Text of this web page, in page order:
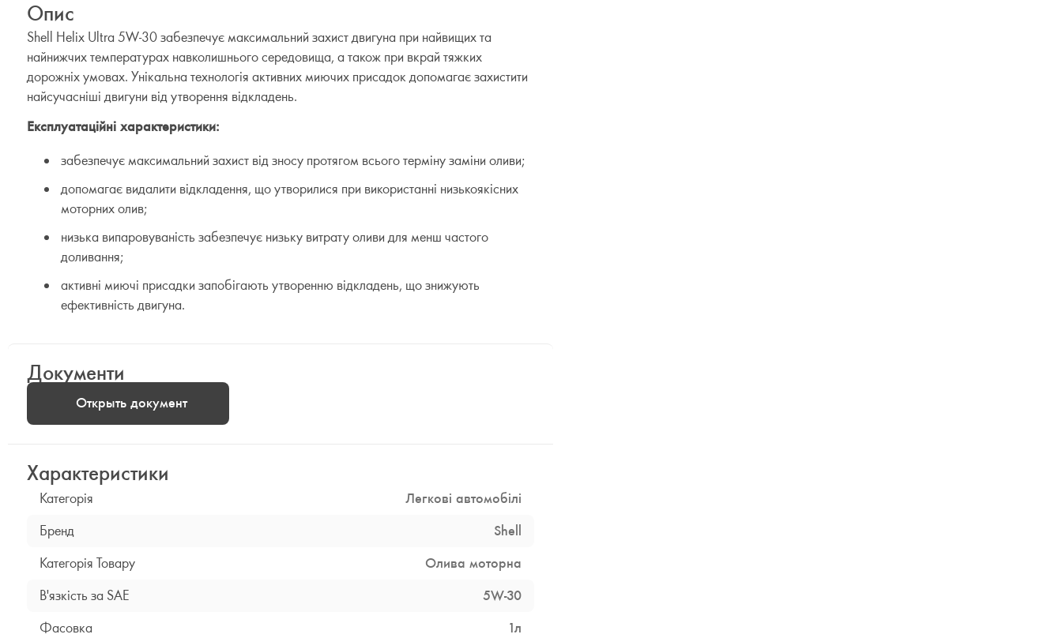
Опис
Shell Helix Ultra 5W-30 забезпечує максимальний захист двигуна при найвищих та
найнижчих температурах навколишнього середовища, а також при вкрай тяжких
дорожніх умовах. Унікальна технологія активних миючих присадок допомагає захистити
найсучасніші двигуни від утворення відкладень.
Експлуатаційні характеристики:
забезпечує максимальний захист від зносу протягом всього терміну заміни оливи;
допомагає видалити відкладення, що утворилися при використанні низькоякісних
моторних олив;
низька випаровуваність забезпечує низьку витрату оливи для менш частого
доливання;
активні миючі присадки запобігають утворенню відкладень, що знижують
ефективність двигуна.
Документи
Открыть документ
Характеристики
Категорія
Легкові автомобілі
Бренд
Shell
Категорія Товару
Олива моторна
В'язкість за SAE
5W-30
Фасовка
1л